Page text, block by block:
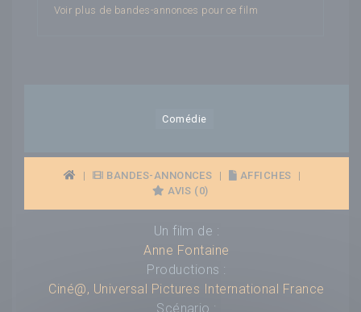
Voir plus de bandes-annonces pour ce film
Comédie
| BANDES-ANNONCES | AFFICHES
|
AVIS (0)
Un film de :
Anne Fontaine
Productions :
Ciné@, Universal Pictures International France
Scénario :